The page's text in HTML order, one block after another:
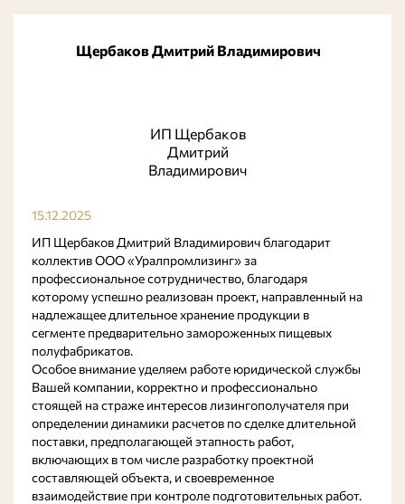
Щербаков Дмитрий Владимирович
ИП Щербаков
Дмитрий
Владимирович
15.12.2025
ИП Щербаков Дмитрий Владимирович благодарит
коллектив ООО «Уралпромлизинг» за
профессиональное сотрудничество, благодаря
которому успешно реализован проект, направленный на
надлежащее длительное хранение продукции в
сегменте предварительно замороженных пищевых
полуфабрикатов.
Особое внимание уделяем работе юридической службы
Вашей компании, корректно и профессионально
стоящей на страже интересов лизингополучателя при
определении динамики расчетов по сделке длительной
поставки, предполагающей этапность работ,
включающих в том числе разработку проектной
составляющей объекта, и своевременное
взаимодействие при контроле подготовительных работ.